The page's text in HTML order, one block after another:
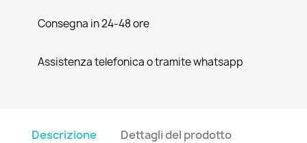
Consegna in 24-48 ore
Assistenza telefonica o tramite whatsapp
Descrizione Dettagli del prodotto